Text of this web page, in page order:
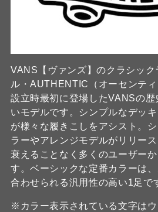
VANS【ヴァンズ】のクラシッ
ル・AUTHENTIC（オーセンテ
設立時最初に登場したVANSの歴
いモデルです。シンプルなデッ
が様々な履きこしをアシスト。
ラーやアレンジモデルがリリー
衰えることなく多くのユーザー
す。ベーシックな定番カラーは
合わせられる汎用性の高い1足で
※カラー表示されている文字は